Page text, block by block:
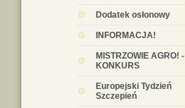
Dodatek osłonowy
INFORMACJA!
MISTRZOWIE AGRO! -
KONKURS
Europejski Tydzień
Szczepień